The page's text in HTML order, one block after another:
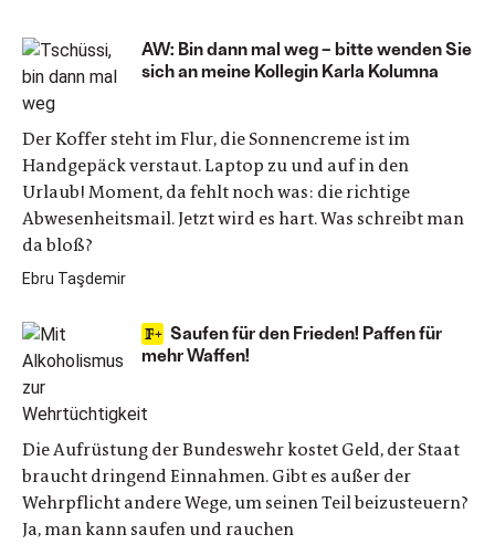
AW: Bin dann mal weg – bitte wenden Sie
sich an meine Kollegin Karla Kolumna
Der Koffer steht im Flur, die Sonnencreme ist im
Handgepäck verstaut. Laptop zu und auf in den
Urlaub! Moment, da fehlt noch was: die richtige
Abwesenheitsmail. Jetzt wird es hart. Was schreibt man
da bloß?
Ebru Taşdemir
Saufen für den Frieden! Paffen für
mehr Waffen!
Die Aufrüstung der Bundeswehr kostet Geld, der Staat
braucht dringend Einnahmen. Gibt es außer der
Wehrpflicht andere Wege, um seinen Teil beizusteuern?
Ja, man kann saufen und rauchen